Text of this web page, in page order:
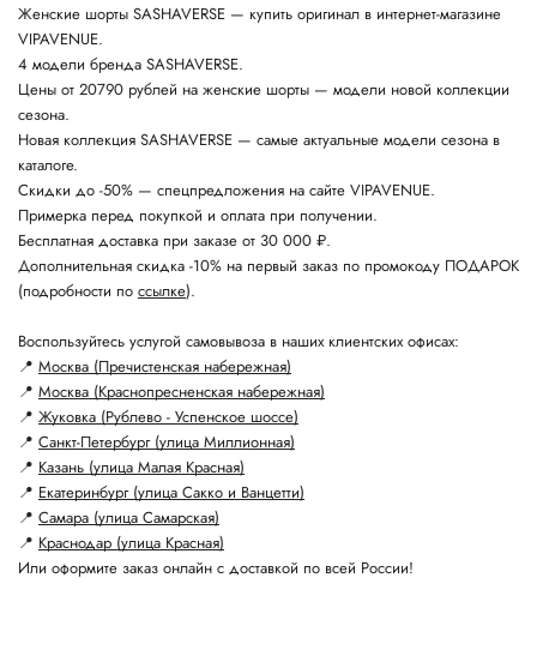
Женские шорты SASHAVERSE — купить оригинал в интернет-магазине
VIPAVENUE.
4 модели бренда SASHAVERSE.
Цены от 20790 рублей на женские шорты — модели новой коллекции
сезона.
Новая коллекция SASHAVERSE — самые актуальные модели сезона в
каталоге.
Скидки до -50% — спецпредложения на сайте VIPAVENUE.
Примерка перед покупкой и оплата при получении.
Бесплатная доставка при заказе от 30 000 ₽.
Дополнительная скидка -10% на первый заказ по промокоду ПОДАРОК
(подробности по ссылке).
Воспользуйтесь услугой самовывоза в наших клиентских офисах:
📍 Москва (Пречистенская набережная)
📍 Москва (Краснопресненская набережная)
📍 Жуковка (Рублево - Успенское шоссе)
📍 Санкт-Петербург (улица Миллионная)
📍 Казань (улица Малая Красная)
📍 Екатеринбург (улица Сакко и Ванцетти)
📍 Самара (улица Самарская)
📍 Краснодар (улица Красная)
Или оформите заказ онлайн с доставкой по всей России!